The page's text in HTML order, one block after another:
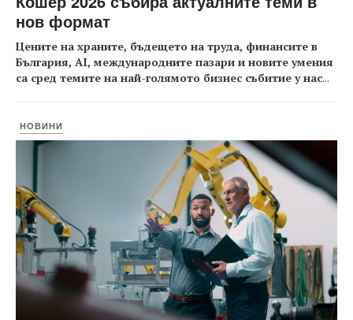
нов формат
Цените на храните, бъдещето на труда, финансите в
България, AI, международните пазари и новите умения
са сред темите на най-голямото бизнес събитие у нас...
НОВИНИ